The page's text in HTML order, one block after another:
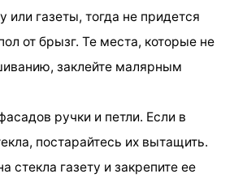
или газеты, тогда не придется
от брызг. Те места, которые не
заклейте малярным
ручки и петли. Если в
постарайтесь их вытащить.
стекла газету и закрепите ее